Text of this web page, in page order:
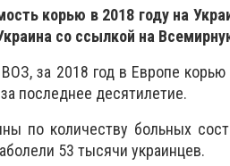
корью в 2018 году на
со ссылкой на
за 2018 год в Европе
за последнее десятилетие.
по количеству больных
53 тысячи украинцев.